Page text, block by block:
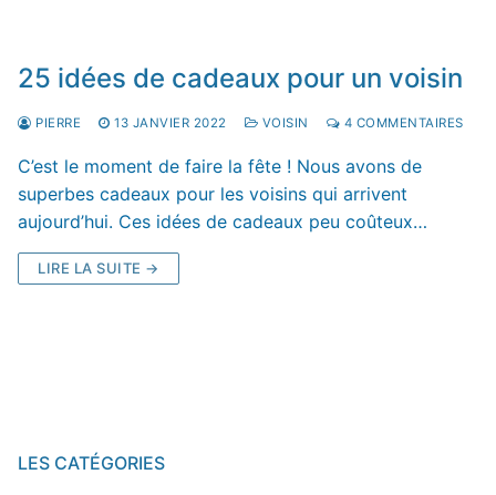
25 idées de cadeaux pour un voisin
PIERRE 13 JANVIER 2022 VOISIN 4 COMMENTAIRES
C’est le moment de faire la fête ! Nous avons de
superbes cadeaux pour les voisins qui arrivent
aujourd’hui. Ces idées de cadeaux peu coûteux…
LIRE LA SUITE →
LES CATÉGORIES